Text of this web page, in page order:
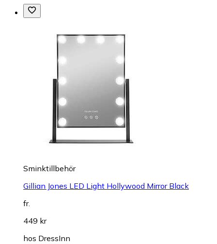
Sminktillbehör
Gillian Jones LED Light Hollywood Mirror Black
fr.
449 kr
hos DressInn